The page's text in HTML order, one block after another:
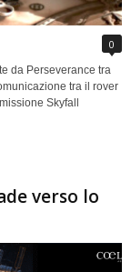
0
da Perseverance tra
tra il rover
Skyfall
verso lo